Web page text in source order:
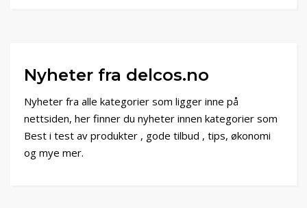
Nyheter fra delcos.no
Nyheter fra alle kategorier som ligger inne på
nettsiden, her finner du nyheter innen kategorier som
Best i test av produkter , gode tilbud , tips, økonomi
og mye mer.